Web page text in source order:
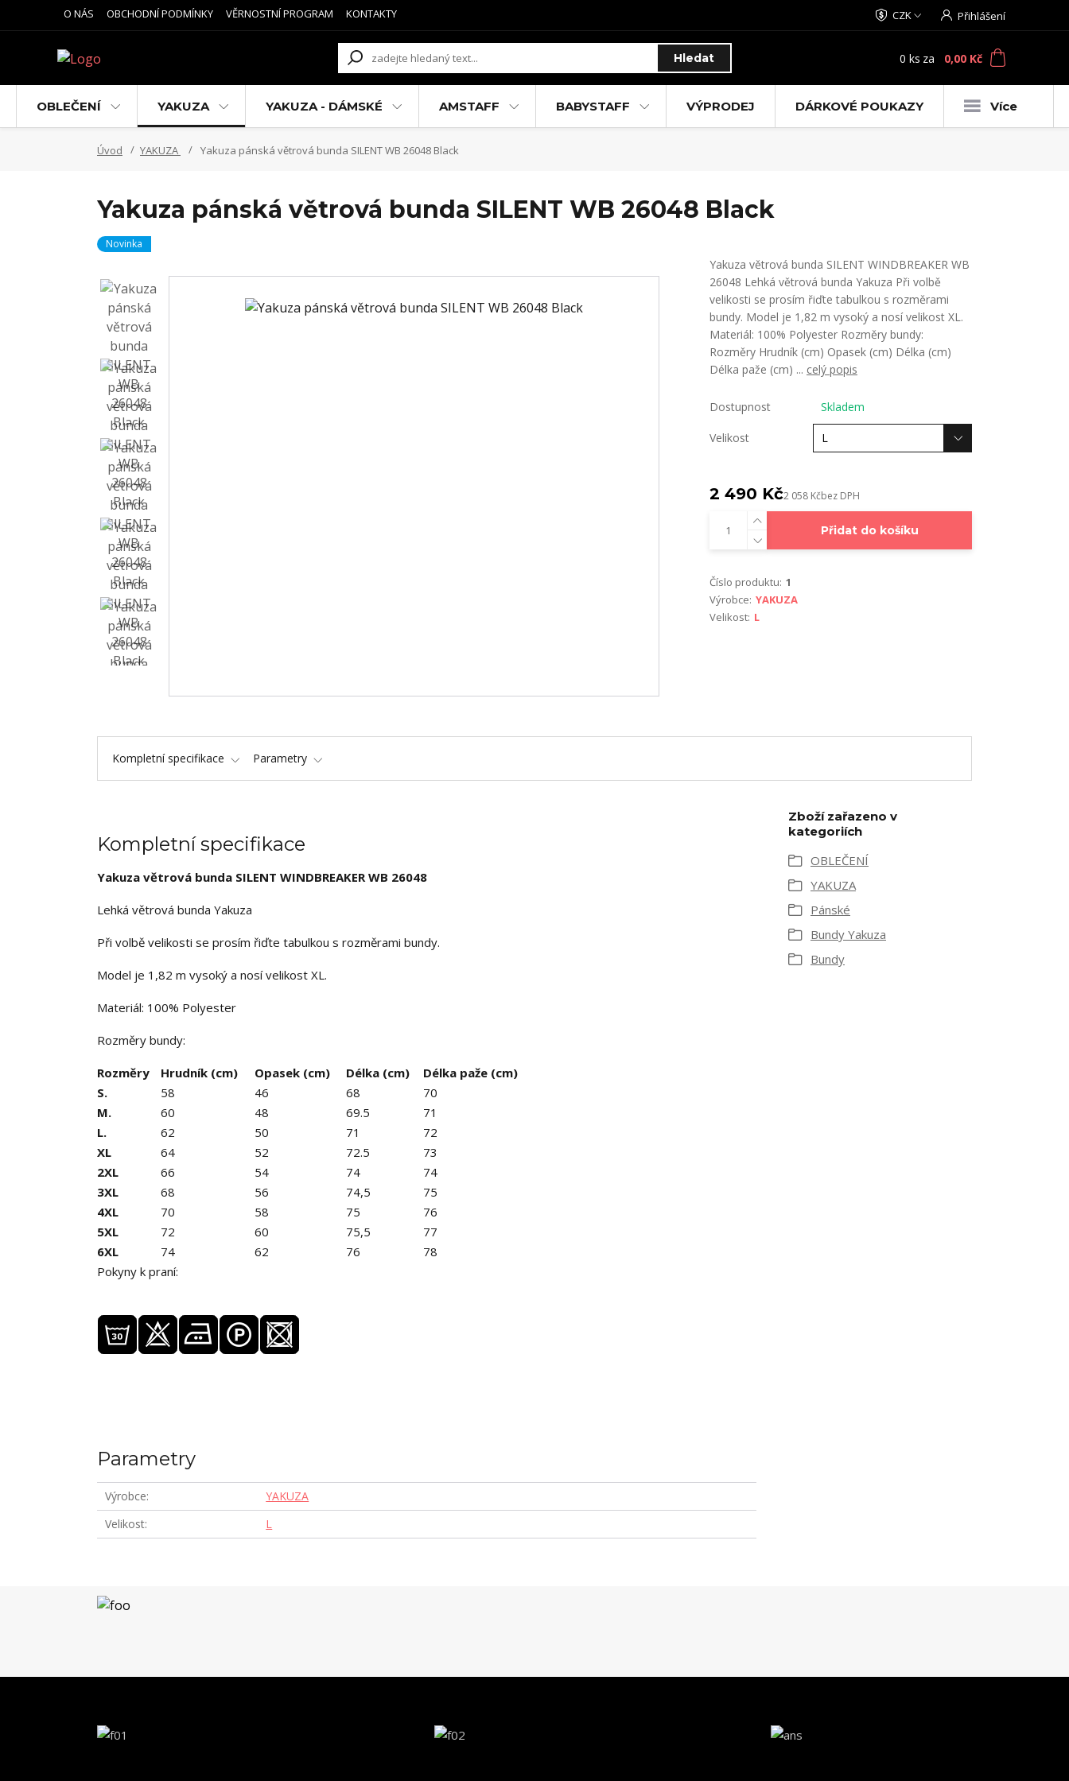
O NÁS OBCHODNÍ PODMÍNKY VĚRNOSTNÍ PROGRAM KONTAKTY CZK Přihlášení
Hledat 0 ks za 0,00 Kč
OBLEČENÍ YAKUZA YAKUZA - DÁMSKÉ AMSTAFF BABYSTAFF VÝPRODEJ DÁRKOVÉ POUKAZY Více
Úvod YAKUZA Yakuza pánská větrová bunda SILENT WB 26048 Black
Yakuza pánská větrová bunda SILENT WB 26048 Black
Novinka
Yakuza větrová bunda SILENT WINDBREAKER WB
26048 Lehká větrová bunda Yakuza Při volbě
velikosti se prosím řiďte tabulkou s rozměrami
bundy. Model je 1,82 m vysoký a nosí velikost XL.
Materiál: 100% Polyester Rozměry bundy:
Rozměry Hrudník (cm) Opasek (cm) Délka (cm)
Délka paže (cm) ... celý popis
Dostupnost Skladem
Velikost
2 490 Kč2 058 Kčbez DPH
Přidat do košíku
Číslo produktu: 1
Výrobce: YAKUZA
Velikost: L
Kompletní specifikace Parametry
Kompletní specifikace
Yakuza větrová bunda SILENT WINDBREAKER WB 26048
Lehká větrová bunda Yakuza
Při volbě velikosti se prosím řiďte tabulkou s rozměrami bundy.
Model je 1,82 m vysoký a nosí velikost XL.
Materiál: 100% Polyester
Rozměry bundy:
Rozměry Hrudník (cm) Opasek (cm) Délka (cm)
Délka paže (cm)
S.
58 46 68
70
M.
60 48 69.5
71
L.
62 50 71
72
XL
64 52 72.5
73
2XL
66 54 74
74
3XL
68 56 74,5
75
4XL
70 58 75
76
5XL
72 60 75,5
77
6XL
74 62 76
78
Pokyny k praní:
Parametry
Výrobce
YAKUZA
Velikost
L
Zboží zařazeno v
kategoriích
OBLEČENÍ
YAKUZA
Pánské
Bundy Yakuza
Bundy